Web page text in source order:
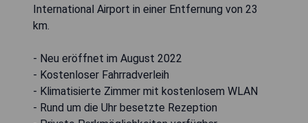
International Airport in einer Entfernung von 23
km.
- Neu eröffnet im August 2022
- Kostenloser Fahrradverleih
- Klimatisierte Zimmer mit kostenlosem WLAN
- Rund um die Uhr besetzte Rezeption